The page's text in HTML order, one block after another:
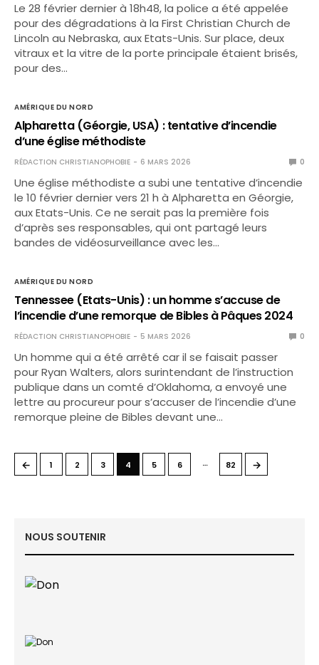
Le 28 février dernier à 18h48, la police a été appelée
pour des dégradations à la First Christian Church de
Lincoln au Nebraska, aux Etats-Unis. Sur place, deux
vitraux et la vitre de la porte principale étaient brisés,
pour des…
AMÉRIQUE DU NORD
Alpharetta (Géorgie, USA) : tentative d’incendie
d’une église méthodiste
RÉDACTION CHRISTIANOPHOBIE 6 MARS 2026 0
Une église méthodiste a subi une tentative d’incendie
le 10 février dernier vers 21 h à Alpharetta en Géorgie,
aux Etats-Unis. Ce ne serait pas la première fois
d’après ses responsables, qui ont partagé leurs
bandes de vidéosurveillance avec les…
AMÉRIQUE DU NORD
Tennessee (Etats-Unis) : un homme s’accuse de
l’incendie d’une remorque de Bibles à Pâques 2024
RÉDACTION CHRISTIANOPHOBIE 5 MARS 2026 0
Un homme qui a été arrêté car il se faisait passer
pour Ryan Walters, alors surintendant de l’instruction
publique dans un comté d’Oklahoma, a envoyé une
lettre au procureur pour s’accuser de l’incendie d’une
remorque pleine de Bibles devant une…
← 1 2 3 4 5 6 … 82 →
NOUS SOUTENIR